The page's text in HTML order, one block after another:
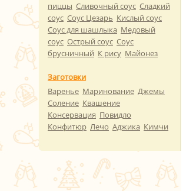
пиццы Сливочный соус Сладкий
соус Соус Цезарь Кислый соус
Соус для шашлыка Медовый
соус Острый соус Соус
брусничный К рису Майонез
Заготовки
Варенье Маринование Джемы
Соление Квашение
Консервация Повидло
Конфитюр Лечо Аджика Кимчи